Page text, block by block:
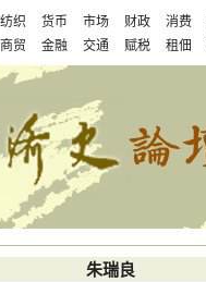
纺织 货币 市场 财政 消费
商贸 金融 交通 赋税 租佃
朱瑞良